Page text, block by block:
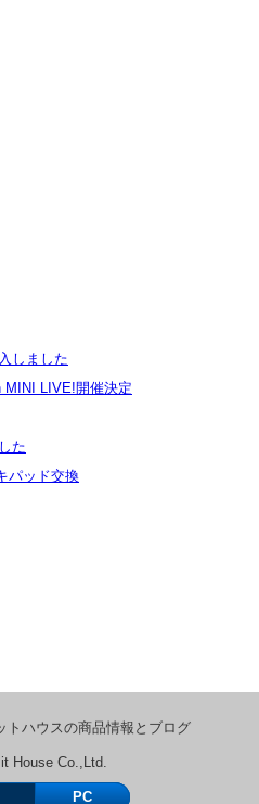
しました
MINI LIVE!開催決定
た
パッド交換
ハウスの商品情報とブログ
House Co.,Ltd.
PC